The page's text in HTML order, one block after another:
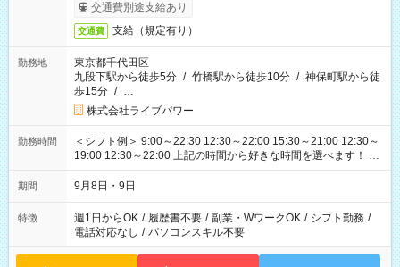
交通費別途支給あり
交通費 支給（規定有り）
勤務地
東京都千代田区
九段下駅から徒歩5分 / 竹橋駅から徒歩10分 / 神保町駅から徒
歩15分 / …
株式会社ライブパワー
勤務時間
＜シフト例＞ 9:00～22:30 12:30～22:00 15:30～21:00 12:30～
19:00 12:30～22:00 上記の時間から好きな時間を選べます！ ※
時間は変更となる可能性があります
期間 9月8日・9日
特徴 週1日からOK / 履歴書不要 / 副業・WワークOK / シフト勤務 /
電話対応なし / パソコンスキル不要